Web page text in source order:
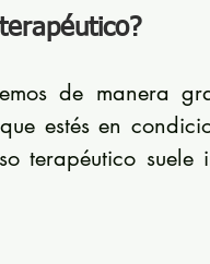
de manera
estés en
terapéutico suele